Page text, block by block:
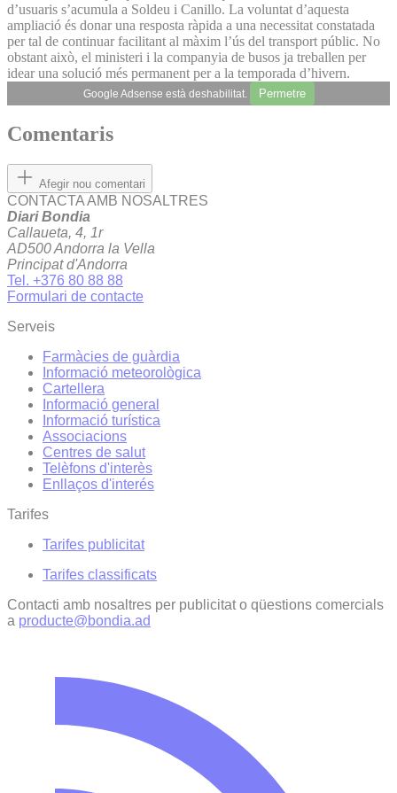
d’usuaris s’acumula a Soldeu i Canillo. La voluntat d’aquesta
ampliació és donar una resposta ràpida a una necessitat constatada
per tal de continuar facilitant al màxim l’ús del transport públic. No
obstant això, el ministeri i la companyia de busos ja treballen per
idear una solució més permanent per a la temporada d’hivern.
Google Adsense està deshabilitat. Permetre
Comentaris
Afegir nou comentari
CONTACTA AMB NOSALTRES
Diari Bondia
Callaueta, 4, 1r
AD500 Andorra la Vella
Principat d'Andorra
Tel. +376 80 88 88
Formulari de contacte
Serveis
Farmàcies de guàrdia
Informació meteorològica
Cartellera
Informació general
Informació turística
Associacions
Centres de salut
Telèfons d'interès
Enllaços d'interés
Tarifes
Tarifes publicitat
Tarifes classificats
Contacti amb nosaltres per publicitat o qüestions comercials
a producte@bondia.ad